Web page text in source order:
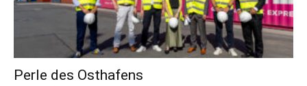
Perle des Osthafens